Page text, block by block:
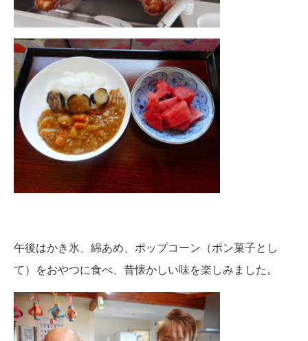
午後はかき氷、綿あめ、ポップコーン（ポン菓子とし
て）をおやつに食べ、昔懐かしい味を楽しみました。